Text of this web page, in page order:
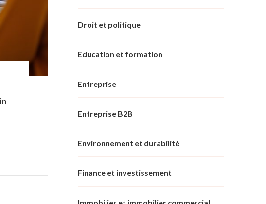
Droit et politique
Éducation et formation
Entreprise
Entreprise B2B
Environnement et durabilité
Finance et investissement